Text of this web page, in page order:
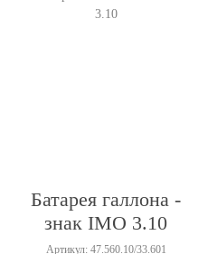
Батарея галлона -
знак IMO 3.10
Артикул: 47.560.10/33.601